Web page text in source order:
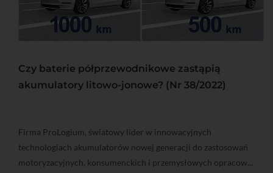
Czy baterie półprzewodnikowe zastąpią
akumulatory litowo-jonowe? (Nr 38/2022)
Firma ProLogium, światowy lider w innowacyjnych
technologiach akumulatorów nowej generacji do zastosowań
motoryzacyjnych, konsumenckich i przemysłowych opracow...